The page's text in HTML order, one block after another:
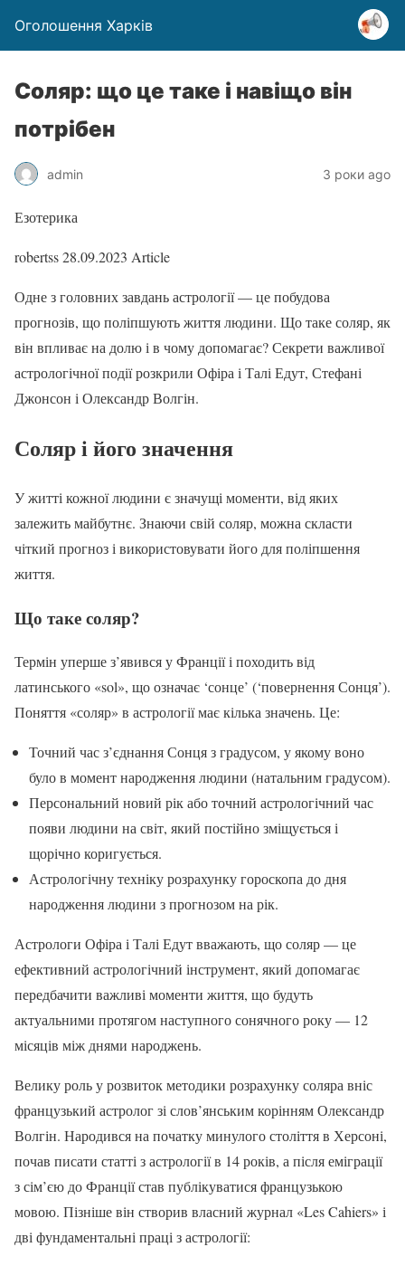
Оголошення Харків
Соляр: що це таке і навіщо він
потрібен
admin 3 роки ago
Езотерика
robertss28.09.2023 Article
Одне з головних завдань астрології — це побудова
прогнозів, що поліпшують життя людини. Що таке соляр, як
він впливає на долю і в чому допомагає? Секрети важливої
астрологічної події розкрили Офіра і Талі Едут, Стефані
Джонсон і Олександр Волгін.
Соляр і його значення
У житті кожної людини є значущі моменти, від яких
залежить майбутнє. Знаючи свій соляр, можна скласти
чіткий прогноз і використовувати його для поліпшення
життя.
Що таке соляр?
Термін уперше з’явився у Франції і походить від
латинського «sol», що означає ‘сонце’ (‘повернення Сонця’).
Поняття «соляр» в астрології має кілька значень. Це:
Точний час з’єднання Сонця з градусом, у якому воно
було в момент народження людини (натальним градусом).
Персональний новий рік або точний астрологічний час
появи людини на світ, який постійно зміщується і
щорічно коригується.
Астрологічну техніку розрахунку гороскопа до дня
народження людини з прогнозом на рік.
Астрологи Офіра і Талі Едут вважають, що соляр — це
ефективний астрологічний інструмент, який допомагає
передбачити важливі моменти життя, що будуть
актуальними протягом наступного сонячного року — 12
місяців між днями народжень.
Велику роль у розвиток методики розрахунку соляра вніс
французький астролог зі слов’янським корінням Олександр
Волгін. Народився на початку минулого століття в Херсоні,
почав писати статті з астрології в 14 років, а після еміграції
з сім’єю до Франції став публікуватися французькою
мовою. Пізніше він створив власний журнал «Les Cahiers» і
дві фундаментальні праці з астрології: